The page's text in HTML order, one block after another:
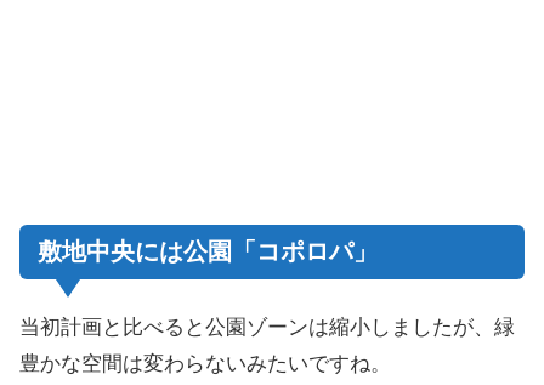
敷地中央には公園「コポロパ」
当初計画と比べると公園ゾーンは縮小しましたが、緑
豊かな空間は変わらないみたいですね。